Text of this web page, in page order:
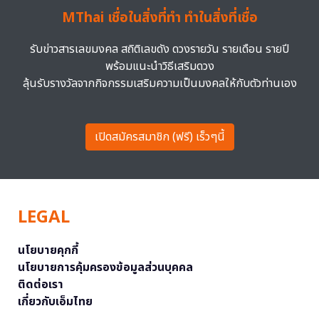
MThai เชื่อในสิ่งที่ทำ ทำในสิ่งที่เชื่อ
รับข่าวสารเลขมงคล สถิติเลขดัง ดวงรายวัน รายเดือน รายปี
พร้อมแนะนำวิธีเสริมดวง
ลุ้นรับรางวัลจากกิจกรรมเสริมความเป็นมงคลให้กับตัวท่านเอง
เปิดสมัครสมาชิก (ฟรี) เร็วๆนี้
LEGAL
นโยบายคุกกี้
นโยบายการคุ้มครองข้อมูลส่วนบุคคล
ติดต่อเรา
เกี่ยวกับเอ็มไทย